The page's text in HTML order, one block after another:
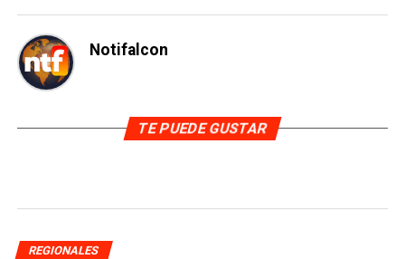
Notifalcon
TE PUEDE GUSTAR
REGIONALES